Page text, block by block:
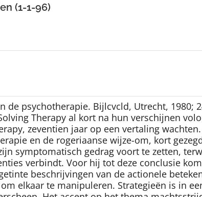
(1-1-96)
in de psychotherapie. Bijlcvcld, Utrecht,
Therapy al kort na hun verschijnen
zeventien jaar op een vertaling
en de rogeriaanse wijze-om, kort
symptomatisch gedrag voort te zetten,
verbindt. Voor hij tot deze conclusie
beschrijvingen van de actionele
elkaar te manipuleren. Strategieën is in